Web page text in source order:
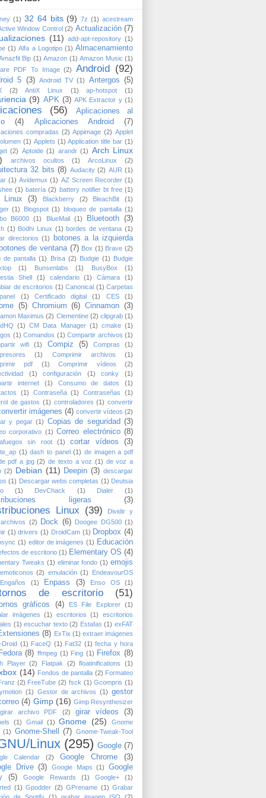
(1) 32 64 bits (9) 7z (1) acestream
Window Control (2) Actualización (7)
(11) add-apt-repository (1)
(1) Alfa a Logotipo (1) Almacenamiento
Bip (1) Amazon (1) Amazon Music (1)
PDF To Image (2) Android (92)
5 (3) Android TV (1) Antergos (5)
(2) AntiX Linux (1) ap-hotspot (1)
(9) APK (3) APK Extractor y (1)
(56)
Aplicaciones al
(4) Aplicaciones Android (7)
compradas (2) Appimage (2) Applet
(1) Applets (1) Application title bar (1)
(2) Aptoide (1) arandr (1) Arch Linux
archivos ocultos (1) ArcoLinux (2)
32 bits (8) Audacity (2) AUR (1)
(1) Avidemux (1) AZ Screen Recorder (1)
(1) batería (2) battery notifier bt free (1)
Linux (3) Blackberry (2) BleachBit
(1)
(1) Blogspot (1) bloqueo de pantalla (1)
B6000
(1) BlueMail (1) Bluetooth (3)
(1) Bodhi Linux (1) bordes de ventana (1)
directorios (1)
botones a la izquierda
de ventana (7) Box (1) Brave (2)
de pantalla (1) Brisa (2) Budgie (1) Budgie
(1) Bunsenlabs (1) BusyBox
(1)
Shell
(1) calendario (1) Cámara
(1)
de escritorios (1) Canonical (1) Carpetas
(1) Certificado digital (1) CES (1)
(5) Chromium (6) Cinnamon (3)
Maximus (2) Clementine (2) clipgrab (1)
(1) CM Data Manager (1) cmake (1)
(1) Comandos (1) Compartir archivos (1)
wifi
(1) Compiz (5) Compras
(1)
(1) Comprimir archivos
(1)
pdf
(1) Comprimir vídeos
(2)
(1) configuración (1) conky
(1)
internet
(1) Consumo de datos
(1)
(1) Contraseña (1) Contraseñas
(1)
de gastos (1) controladores (1) convertir
imágenes (4) convertir vídeos (2)
y pegar (1) Copias de seguridad (3)
corporativo (1) Correo electrónico (8)
sin root (1) cortar vídeos (3)
(1) dash to panel (1) de imagen a pdf
pdf a jpg (2) de texto a voz (1) de voz a
(2) Debian (11) Deepin (3) descargar
(1) Descargar webs completas (1) Deutsia
(1) DevChack (1) Dialer (1)
ligeras (3)
Linux (39)
Dividir y
(2) Dock (6) Doogee DG500 (1)
(1) drivers (1) DroidCam (1) Dropbox (4)
(1) editor de imágenes (1) Educación
de escritorio (1) Elementary OS (4)
Tweaks (1) eliminar fondo (1) emojis
emoticonos (2) emulación (1)
EndeavourOS
Engaños
(1) Enpass (3) Enso OS (1)
de escritorio (51)
gráficos (4) ES File Explorer
(1)
imágenes
(1) escritorios (1)
escritorios
(1) escuchar texto (2) Estafas (1) exFAT
(8) ExTix (1) extraer imágenes
Droid (1) FaceQ (1) Fat32 (1) fecha y hora
(8) ffmpeg (1) Fing (1) Firefox (8)
Player (2) Flatpak (2) floatinifications (1)
(14) Fondos de pantalla (2) Formateo
(2) FreeTube (2) fsck (1) Gcompris (1)
(1) Gestor de archivos (1) gestor
(4) Gimp (16) Gimp Resynthesizer
girar archivo PDF
(2) girar vídeos (3)
(1) Gmail (1) Gnome (25)
Gnome
(1) Gnome-Shell (7) Gnome-Tweak-Tool
Linux (295) Google (7)
Calendar (2) Google Chrome
(3)
Drive (3) Google Maps (1)
Google
(5) Google Rewards (1) Google+
(1)
(1) Gpodder (2) GPrename (1) Grabar